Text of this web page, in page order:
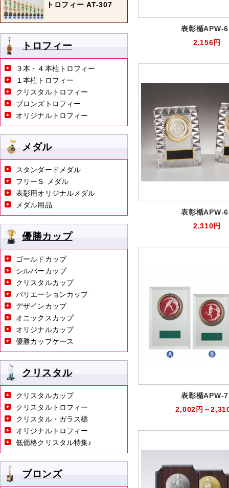
表彰楯APW-
2,156円
表彰楯APW-
2,310円
表彰楯APW-
2,002円～
トロフィー AT-307
トロフィー
３本・４本柱トロフィー
１本柱トロフィー
クリスタルトロフィー
ブロンズトロフィー
オリジナルトロフィー
メダル
スタンダードメダル
フリーＳ メダル
表彰用オリジナルメダル
メダル用品
優勝カップ
ゴールドカップ
シルバーカップ
クリスタルカップ
バリエーションカップ
デザインカップ
オニックスカップ
オリジナルカップ
優勝カップケース
クリスタル
クリスタルカップ
クリスタルトロフィー
クリスタル・ガラス楯
オリジナルトロフィー
低価格クリスタル特集♪
ブロンズ